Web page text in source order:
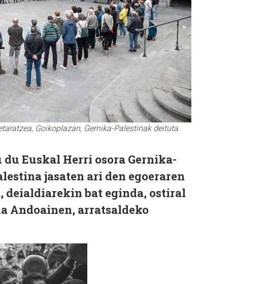
Goikoplazan, Gernika-Palestinak deituta.
Euskal Herri osora Gernika-
jasaten ari den egoeraren
deialdiarekin bat eginda, ostiral
Andoainen, arratsaldeko